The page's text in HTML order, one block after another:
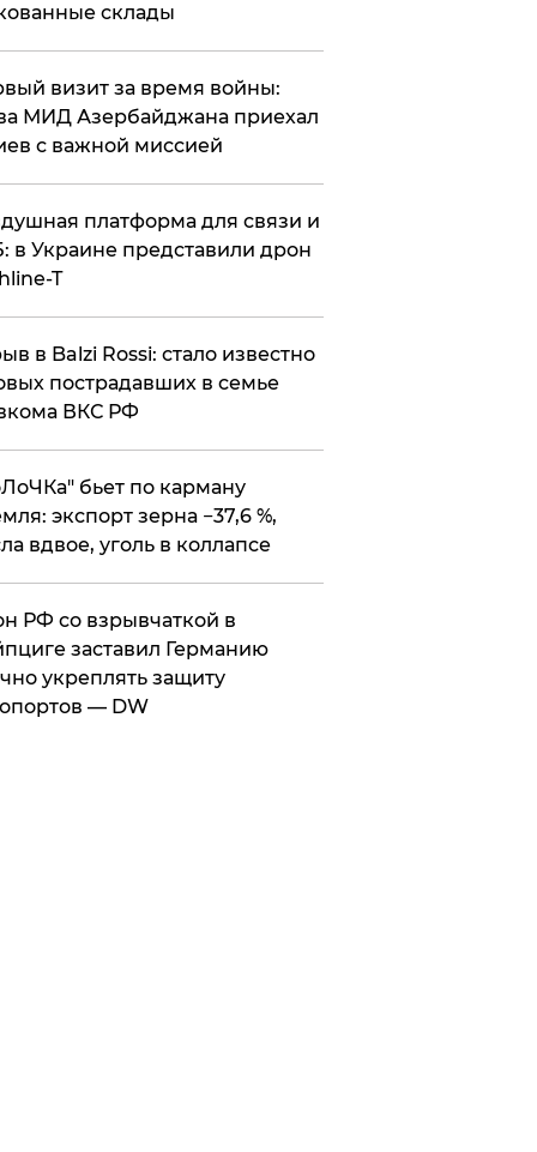
склады
визит за время войны:
МИД Азербайджана приехал
с важной миссией
платформа для связи и
в Украине представили дрон
T
в Balzi Rossi: стало известно
пострадавших в семье
ВКС РФ
бьет по карману
экспорт зерна −37,6 %,
вдвое, уголь в коллапсе
РФ со взрывчаткой в
заставил Германию
укреплять защиту
— DW